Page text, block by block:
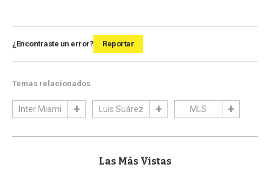
¿Encontraste un error? Reportar
Temas relacionados
Inter Miami Luis Suárez MLS
Las Más Vistas